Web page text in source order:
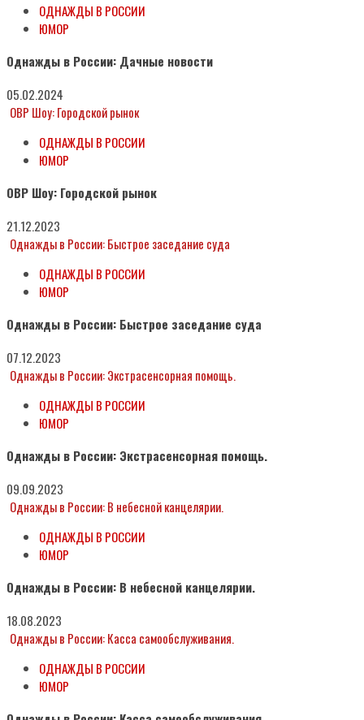
ОДНАЖДЫ В РОССИИ
ЮМОР
Однажды в России: Дачные новости
05.02.2024
ОВР Шоу: Городской рынок
ОДНАЖДЫ В РОССИИ
ЮМОР
ОВР Шоу: Городской рынок
21.12.2023
Однажды в России: Быстрое заседание суда
ОДНАЖДЫ В РОССИИ
ЮМОР
Однажды в России: Быстрое заседание суда
07.12.2023
Однажды в России: Экстрасенсорная помощь.
ОДНАЖДЫ В РОССИИ
ЮМОР
Однажды в России: Экстрасенсорная помощь.
09.09.2023
Однажды в России: В небесной канцелярии.
ОДНАЖДЫ В РОССИИ
ЮМОР
Однажды в России: В небесной канцелярии.
18.08.2023
Однажды в России: Касса самообслуживания.
ОДНАЖДЫ В РОССИИ
ЮМОР